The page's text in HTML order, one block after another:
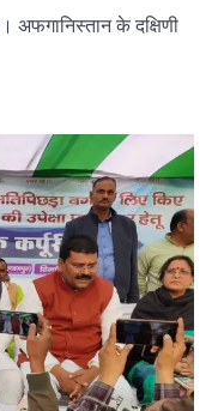
अफगानिस्तान के दक्षिणी